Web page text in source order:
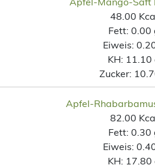
48.00
Fett: 0.00
Eiweis:
KH: 11.10
Zucker:
Apfel-
82.00
Fett: 0.30
Eiweis:
KH: 17.80